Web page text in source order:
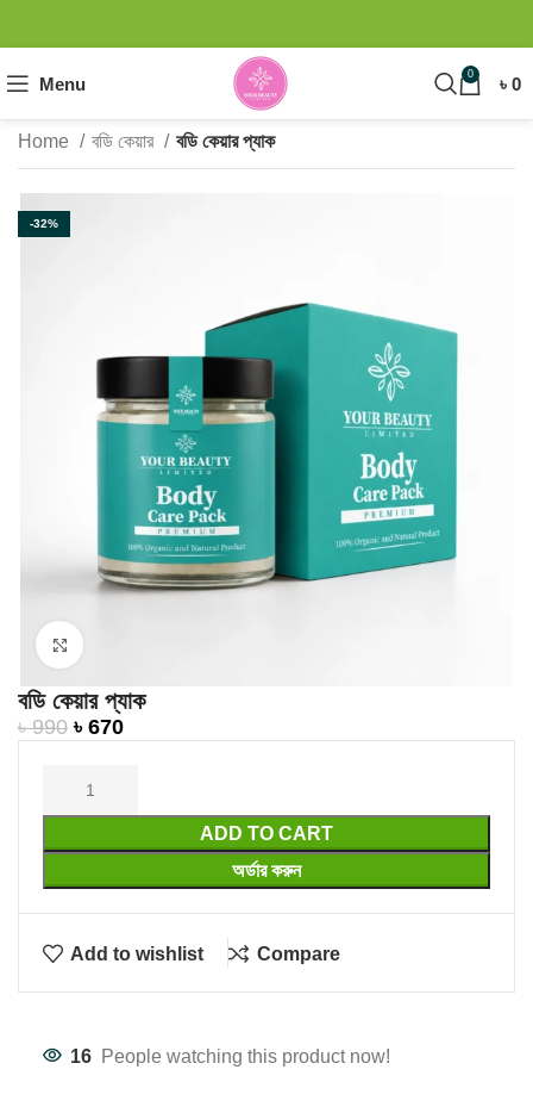
Menu 0 ৳ 0
Home বডি কেয়ার বডি কেয়ার প্যাক
-32%
বডি কেয়ার প্যাক
৳990 ৳ 670
ADD TO CART
অর্ডার করুন
Add to wishlist Compare
16 People watching this product now!